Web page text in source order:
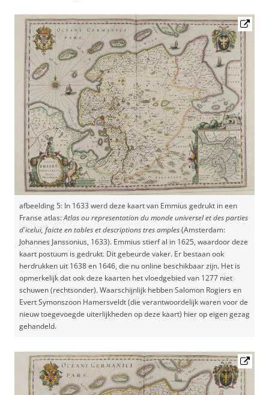
afbeelding 5: In 1633 werd deze kaart van Emmius gedrukt in een
Franse atlas:Atlas ou representation du monde universel et des parties
d'icelui, faicte en tables et descriptions tres amples(Amsterdam:
Johannes Janssonius, 1633). Emmius stierf al in 1625, waardoor deze
kaart postuum is gedrukt. Dit gebeurde vaker. Er bestaan ook
herdrukken uit 1638 en 1646, die nu online beschikbaar zijn. Het is
opmerkelijk dat ook deze kaarten het vloedgebied van 1277 niet
schuwen (rechtsonder). Waarschijnlijk hebben Salomon Rogiers en
Evert Symonszoon Hamersveldt (die verantwoordelijk waren voor de
nieuw toegevoegde uiterlijkheden op deze kaart) hier op eigen gezag
gehandeld.